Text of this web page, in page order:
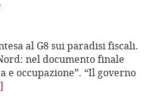
al G8 sui paradisi fiscali.
nel documento finale
e occupazione”. “Il governo